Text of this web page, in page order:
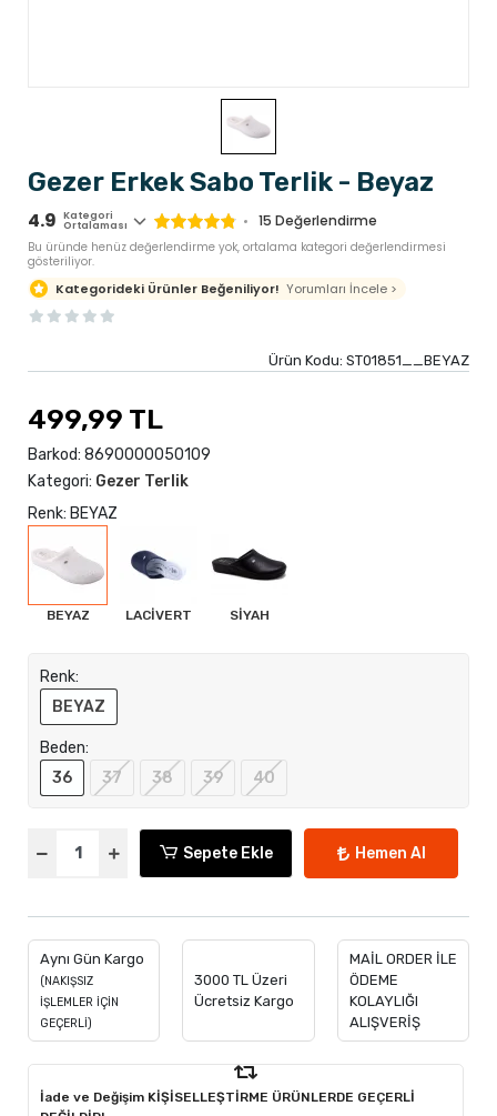
Gezer Erkek Sabo Terlik - Beyaz
4.9 Kategori
Ortalaması 15 Değerlendirme
Bu üründe henüz değerlendirme yok, ortalama kategori değerlendirmesi
gösteriliyor.
Kategorideki Ürünler Beğeniliyor! Yorumları İncele >
Ürün Kodu: ST01851__BEYAZ
499,99 TL
Barkod: 8690000050109
Kategori: Gezer Terlik
Renk: BEYAZ
BEYAZ LACİVERT SİYAH
Renk:
BEYAZ
Beden:
36
37 38 39 40
Sepete Ekle Hemen Al
Aynı Gün Kargo
(NAKIŞSIZ
İŞLEMLER İÇİN
GEÇERLİ)
3000 TL Üzeri
Ücretsiz Kargo
MAİL ORDER İLE
ÖDEME
KOLAYLIĞI
ALIŞVERİŞ
İade ve Değişim KİŞİSELLEŞTİRME ÜRÜNLERDE GEÇERLİ